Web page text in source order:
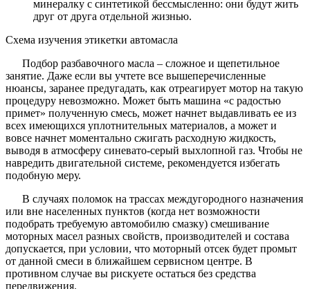
минералку с синтетикой бессмысленно: они будут жить
друг от друга отдельной жизнью.
Схема изучения этикетки автомасла
Подбор разбавочного масла – сложное и щепетильное
занятие. Даже если вы учтете все вышеперечисленные
нюансы, заранее предугадать, как отреагирует мотор на такую
процедуру невозможно. Может быть машина «с радостью
примет» полученную смесь, может начнет выдавливать ее из
всех имеющихся уплотнительных материалов, а может и
вовсе начнет моментально сжигать расходную жидкость,
выводя в атмосферу синевато-серый выхлопной газ. Чтобы не
навредить двигательной системе, рекомендуется избегать
подобную меру.
В случаях поломок на трассах междугородного назначения
или вне населенных пунктов (когда нет возможности
подобрать требуемую автомобилю смазку) смешивание
моторных масел разных свойств, производителей и состава
допускается, при условии, что моторный отсек будет промыт
от данной смеси в ближайшем сервисном центре. В
противном случае вы рискуете остаться без средства
передвижения.